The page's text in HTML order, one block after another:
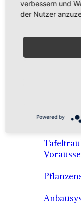
verbessern und
der Nutzer
Powered by